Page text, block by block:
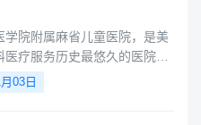
学院附属麻省儿童医院，是美
医疗服务历史最悠久的医院之
03日